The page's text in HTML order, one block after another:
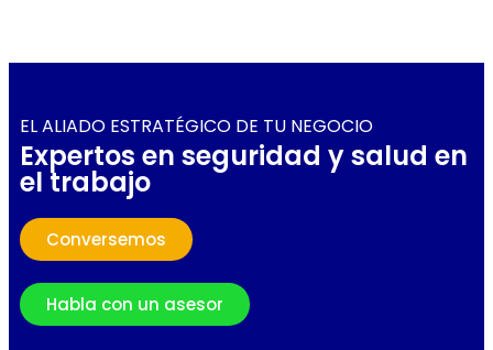
EL ALIADO ESTRATÉGICO DE TU NEGOCIO
Expertos en seguridad y salud en
el trabajo
Conversemos
Habla con un asesor